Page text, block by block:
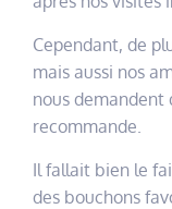
Cependant, de
mais aussi nos
nous demandent
recommande.
Il fallait bien le
des bouchons